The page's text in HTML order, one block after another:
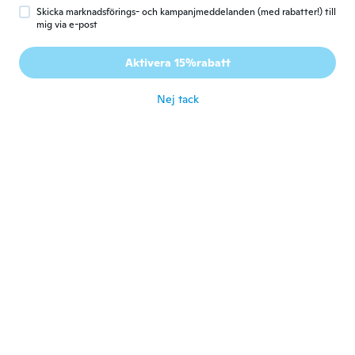
Petra
Gick med 2017 · 288 recensioner
Skicka marknadsförings- och kampanjmeddelanden (med rabatter!) till
mig via e-post
Aktivera 15%rabatt
Nej tack